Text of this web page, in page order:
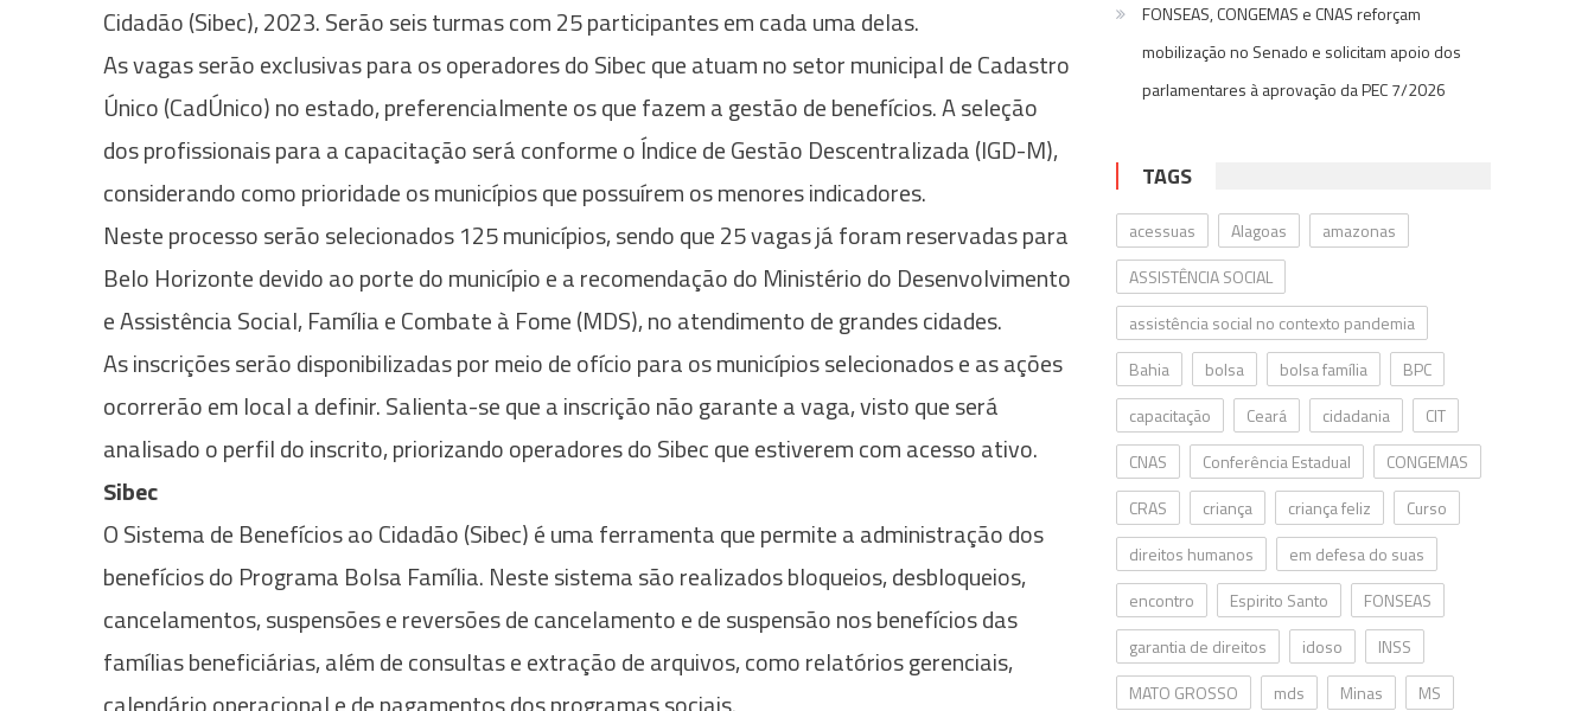
Cidadão (Sibec), 2023. Serão seis turmas com 25 participantes em cada uma delas.
As vagas serão exclusivas para os operadores do Sibec que atuam no setor municipal de Cadastro
Único (CadÚnico) no estado, preferencialmente os que fazem a gestão de benefícios. A seleção
dos profissionais para a capacitação será conforme o Índice de Gestão Descentralizada (IGD-M),
considerando como prioridade os municípios que possuírem os menores indicadores.
Neste processo serão selecionados 125 municípios, sendo que 25 vagas já foram reservadas para
Belo Horizonte devido ao porte do município e a recomendação do Ministério do Desenvolvimento
e Assistência Social, Família e Combate à Fome (MDS), no atendimento de grandes cidades.
As inscrições serão disponibilizadas por meio de ofício para os municípios selecionados e as ações
ocorrerão em local a definir. Salienta-se que a inscrição não garante a vaga, visto que será
analisado o perfil do inscrito, priorizando operadores do Sibec que estiverem com acesso ativo.
Sibec
O Sistema de Benefícios ao Cidadão (Sibec) é uma ferramenta que permite a administração dos
benefícios do Programa Bolsa Família. Neste sistema são realizados bloqueios, desbloqueios,
cancelamentos, suspensões e reversões de cancelamento e de suspensão nos benefícios das
famílias beneficiárias, além de consultas e extração de arquivos, como relatórios gerenciais,
FONSEAS, CONGEMAS e CNAS reforçam
mobilização no Senado e solicitam apoio dos
parlamentares à aprovação da PEC 7/2026
TAGS
acessuas Alagoas
amazonas
ASSISTÊNCIA SOCIAL
assistência social no contexto pandemia
Bahia
bolsa bolsa família
BPC
capacitação
Ceará cidadania
CIT
CNAS
Conferência Estadual
CONGEMAS
CRAS
criança criança feliz
Curso
direitos humanos
em defesa do suas
encontro
Espirito Santo
FONSEAS
garantia de direitos
idoso
INSS
MATO GROSSO
mds Minas
MS